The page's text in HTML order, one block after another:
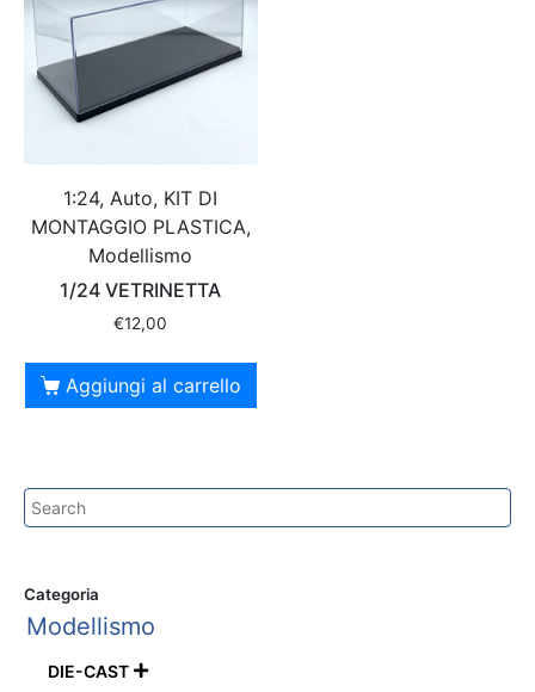
1:24, Auto, KIT DI
MONTAGGIO PLASTICA,
Modellismo
1/24 VETRINETTA
€12,00
Aggiungi al carrello
Categoria
Modellismo
DIE-CAST 